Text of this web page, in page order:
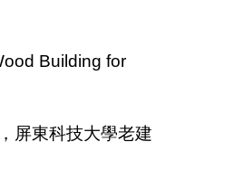
Building for
屏東科技大學老建